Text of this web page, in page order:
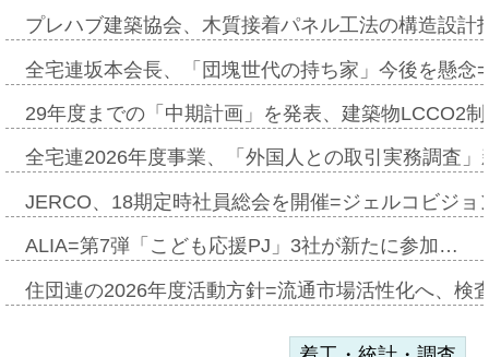
プレハブ建築協会、木質接着パネル工法の構造設
全宅連坂本会長、「団塊世代の持ち家」今後を懸
29年度までの「中期計画」を発表、建築物LCCO2
全宅連2026年度事業、「外国人との取引実務調査
JERCO、18期定時社員総会を開催=ジェルコビジ
ALIA=第7弾「こども応援PJ」3社が新たに参加…
住団連の2026年度活動方針=流通市場活性化へ、検